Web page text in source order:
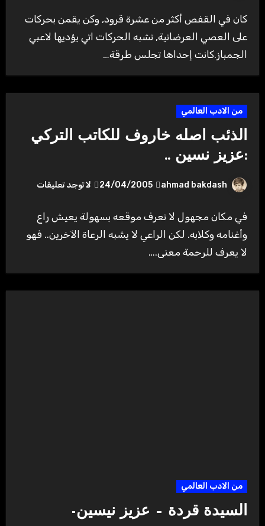
كان في القفص أكثر من عشرة قرود, وكن يقمن بحركات
على العصي العرضانية, تشبه الحركات اتي يؤديها لاعبي
الجمباز.كانت إحداها تجلس طرقة…
من الادب العالمي
الذئب اصله خاروف للكاتب التركي
:عزيز نسين ..
ahmad bakdash
24/04/2005 لا توجد تعليقات
في مكان مجهول لا تعرف موقعه بسهولة يعيش راع
وأغنامه وكلابه. لكن الراعي لا يشبه الرعاة الآخرين.. فهو
لا يعرف للرحمة معنى.…
من الادب العالمي
السيدة قردة – عزيز نيسين-